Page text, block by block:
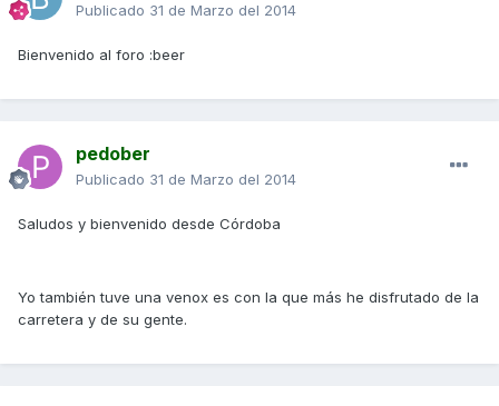
Publicado 31 de Marzo del 2014
Bienvenido al foro :beer
pedober
Publicado 31 de Marzo del 2014
Saludos y bienvenido desde Córdoba
Yo también tuve una venox es con la que más he disfrutado de la
carretera y de su gente.